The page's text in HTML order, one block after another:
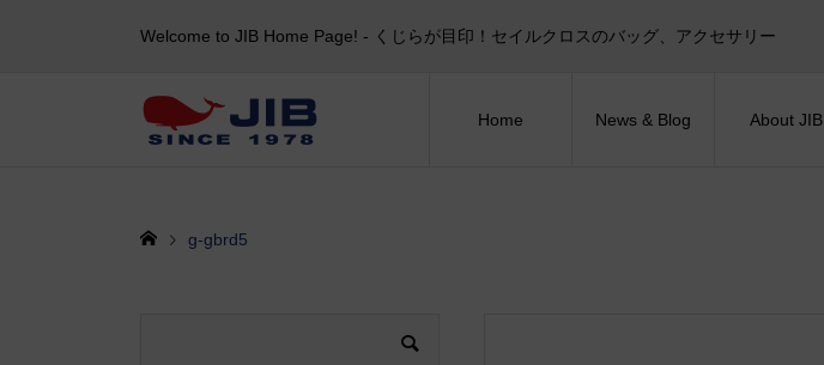
Welcome to JIB Home Page! ‐ くじらが目印！セイルクロスのバッグ、アクセサリー
Home News & Blog About JIB
g-gbrd5